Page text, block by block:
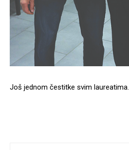
Još jednom čestitke svim laureatima.